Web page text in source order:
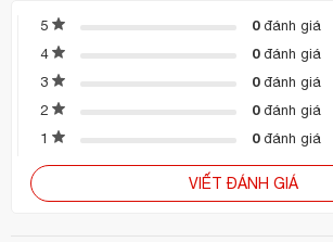
5 0đánh giá
4
0đánh giá
3
0đánh giá
2
0đánh giá
1
0đánh giá
VIẾT ĐÁNH GIÁ